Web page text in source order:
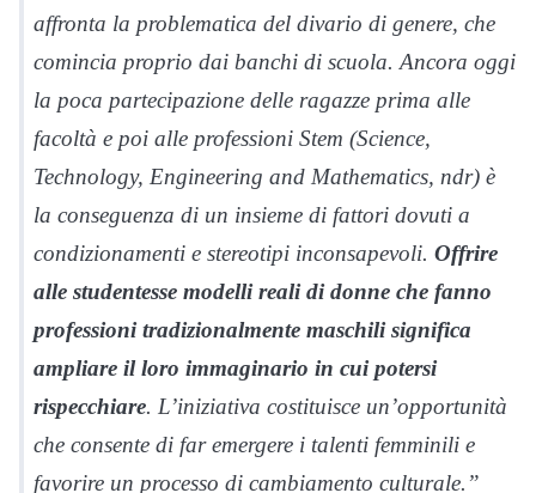
affronta la problematica del divario di genere, che
comincia proprio dai banchi di scuola. Ancora oggi
la poca partecipazione delle ragazze prima alle
facoltà e poi alle professioni Stem (Science,
Technology, Engineering and Mathematics, ndr) è
la conseguenza di un insieme di fattori dovuti a
condizionamenti e stereotipi inconsapevoli. Offrire
alle studentesse modelli reali di donne che fanno
professioni tradizionalmente maschili significa
ampliare il loro immaginario in cui potersi
rispecchiare. L’iniziativa costituisce un’opportunità
che consente di far emergere i talenti femminili e
favorire un processo di cambiamento culturale.”